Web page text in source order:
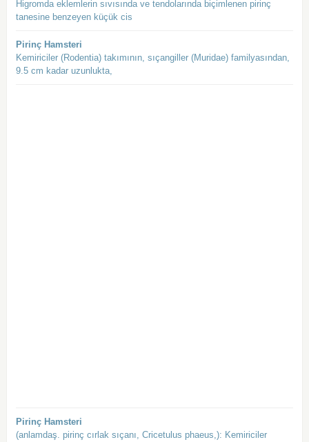
Higromda eklemlerin sıvısında ve tendolarında biçimlenen pirinç
tanesine benzeyen küçük cis
Pirinç Hamsteri
Kemiriciler (Rodentia) takımının, sıçangiller (Muridae) familyasından,
9.5 cm kadar uzunlukta,
Pirinç Hamsteri
(anlamdaş. pirinç cırlak sıçanı, Cricetulus phaeus,): Kemiriciler